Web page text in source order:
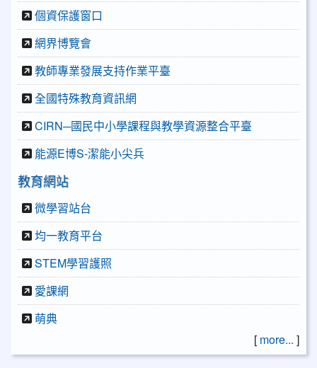
個資保護窗口
網界博覽會
教師專業發展支持作業平臺
全國特殊教育資訊網
CIRN─國民中小學課程與教學資源整合平臺
能源E博S-潔能小尖兵
教育網站
微學習站台
均一教育平台
STEM學習護照
愛課網
萌典
[ more... ]